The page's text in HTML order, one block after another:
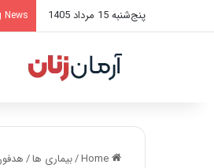
پنج‌شنبه 15 مرداد 1405 News
/بیماری ها/